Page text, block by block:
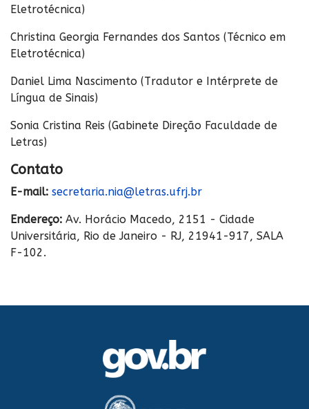
Eletrotécnica)
Christina Georgia Fernandes dos Santos (Técnico em
Eletrotécnica)
Daniel Lima Nascimento (Tradutor e Intérprete de
Língua de Sinais)
Sonia Cristina Reis (Gabinete Direção Faculdade de
Letras)
Contato
E-mail: secretaria.nia@letras.ufrj.br
Endereço: Av. Horácio Macedo, 2151 - Cidade
Universitária, Rio de Janeiro - RJ, 21941-917, SALA
F-102.